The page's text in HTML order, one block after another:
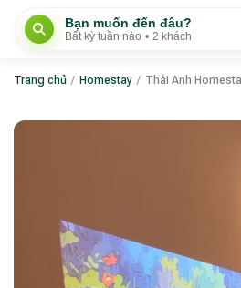
Bạn muốn đến đâu?
Bất kỳ tuần nào • 2 khách
Trang chủ / Homestay / Thái Anh